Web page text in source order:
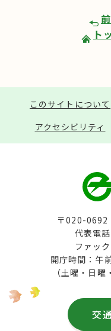
ト
このサイトについて
アクセシビリティ
〒020-
代表電
ファッ
開庁時間：午
（土曜・日
交